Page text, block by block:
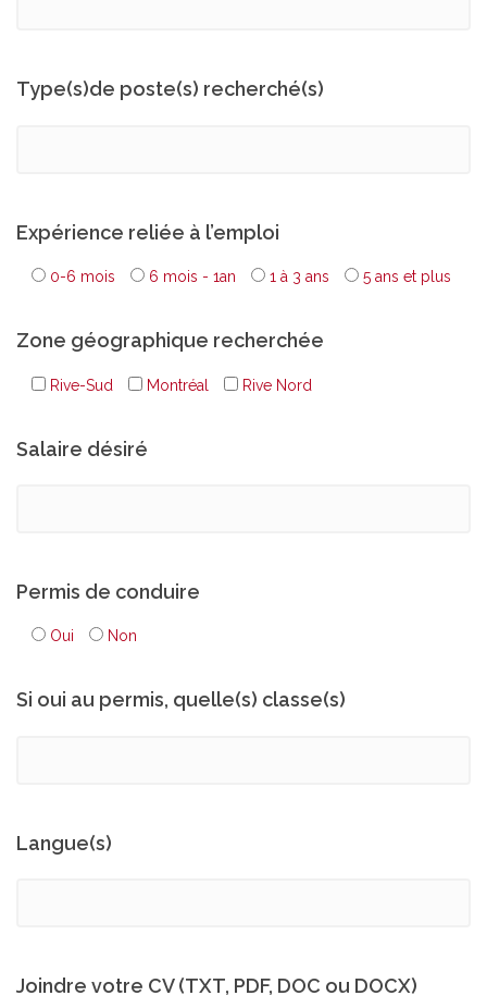
Type(s)de poste(s) recherché(s)
Expérience reliée à l’emploi
0-6 mois 6 mois - 1an 1 à 3 ans 5 ans et plus
Zone géographique recherchée
Rive-Sud Montréal Rive Nord
Salaire désiré
Permis de conduire
Oui Non
Si oui au permis, quelle(s) classe(s)
Langue(s)
Joindre votre CV (TXT, PDF, DOC ou DOCX)